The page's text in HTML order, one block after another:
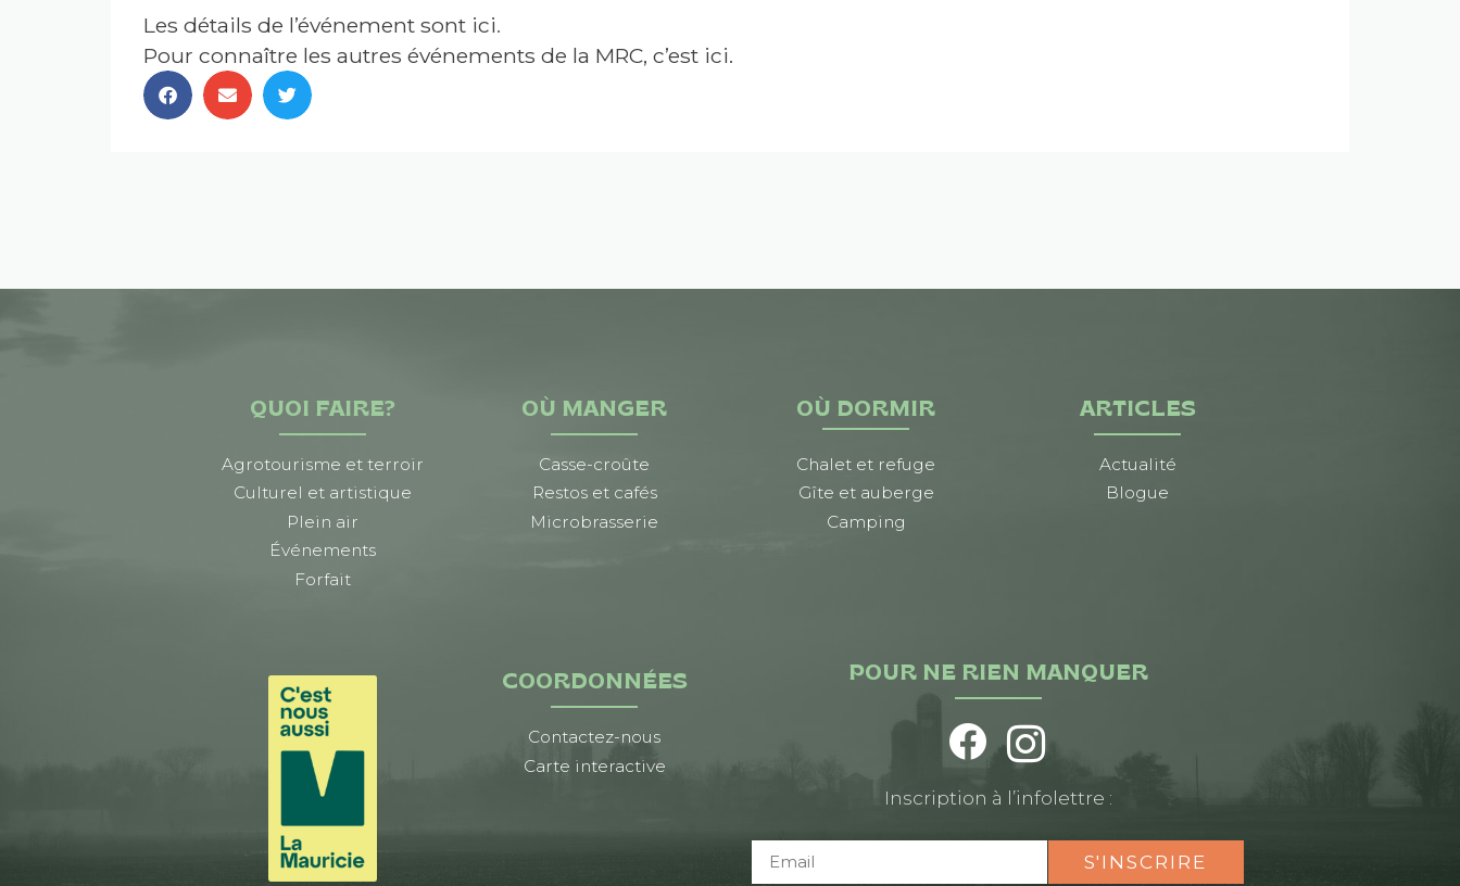
Les détails de l’événement sont ici.
Pour connaître les autres événements de la MRC, c’est ici.
QUOI FAIRE?
Agrotourisme et terroir
Culturel et artistique
Plein air
Événements
Forfait
OÙ MANGER
Casse-croûte
Restos et cafés
Microbrasserie
OÙ DORMIR
Chalet et refuge
Gîte et auberge
Camping
ARTICLES
Actualité
Blogue
COORDONNÉES
Contactez-nous
Carte interactive
POUR NE RIEN MANQUER
Inscription à l’infolettre :
S'INSCRIRE